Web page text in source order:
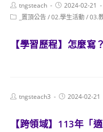
Post
author:
tngsteach
Post
published:
2024-02-21
Post _置頂公告/02.學生活動/03.
【學習歷程】怎麼寫
Posttngsteach3
Post2024-02-21
【跨領域】113年「